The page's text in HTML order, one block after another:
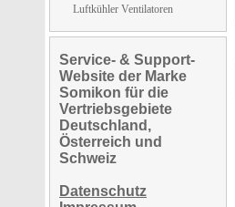
Luftkühler Ventilatoren
Service- & Support-
Website der Marke
Somikon für die
Vertriebsgebiete
Deutschland,
Österreich und
Schweiz
Datenschutz